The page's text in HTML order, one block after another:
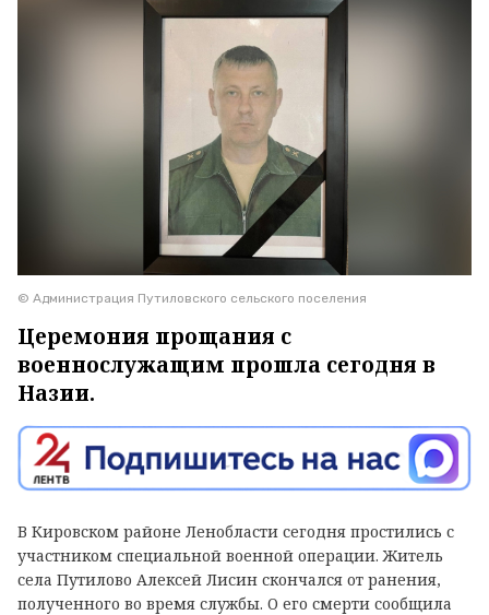
© Администрация Путиловского сельского поселения
Церемония прощания с
военнослужащим прошла сегодня в
Назии.
В Кировском районе Ленобласти сегодня простились с
участником специальной военной операции. Житель
села Путилово Алексей Лисин скончался от ранения,
полученного во время службы. О его смерти сообщила